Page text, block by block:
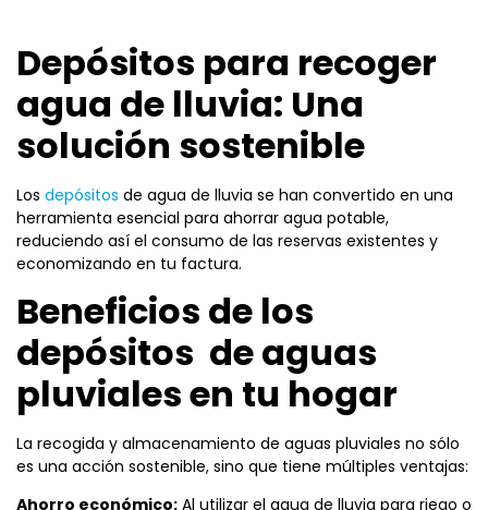
Depósitos para recoger
agua de lluvia: Una
solución sostenible
Los depósitos de agua de lluvia se han convertido en una
herramienta esencial para ahorrar agua potable,
reduciendo así el consumo de las reservas existentes y
economizando en tu factura.
Beneficios de los
depósitos de aguas
pluviales en tu hogar
La recogida y almacenamiento de aguas pluviales no sólo
es una acción sostenible, sino que tiene múltiples ventajas:
Ahorro económico: Al utilizar el agua de lluvia para riego o